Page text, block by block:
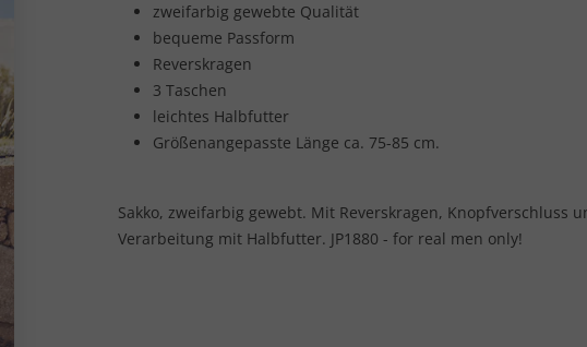
zweifarbig gewebte Qualität
bequeme Passform
Reverskragen
3 Taschen
leichtes Halbfutter
Größenangepasste Länge ca. 75-85 cm.
Sakko, zweifarbig gewebt. Mit Reverskragen, Knopfverschluss
Verarbeitung mit Halbfutter. JP1880 - for real men only!